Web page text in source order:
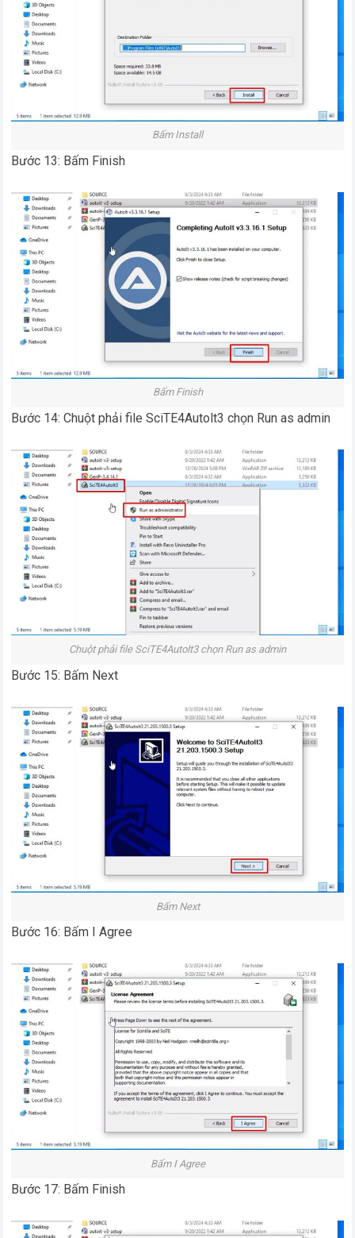
Bấm Install
Bước 13: Bấm Finish
Bấm Finish
Bước 14: Chuột phải file SciTE4Autolt3 chọn Run as admin
Chuột phải file SciTE4Autolt3 chọn Run as admin
Bước 15: Bấm Next
Bấm Next
Bước 16: Bấm I Agree
Bấm I Agree
Bước 17: Bấm Finish